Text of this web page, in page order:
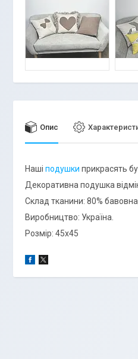
Опис
Наші подушки прикрасять
Декоративна подушка
Склад тканини: 80%
Виробництво: Україна.
Розмір: 45х45